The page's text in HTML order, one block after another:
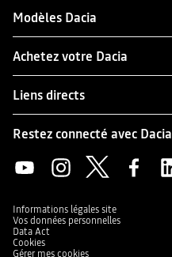
Modèles Dacia
Achetez votre Dacia
Liens directs
Restez connecté avec Dacia
Informations légales site
Vos données personnelles
Data Act
Cookies
Gérer mes cookies